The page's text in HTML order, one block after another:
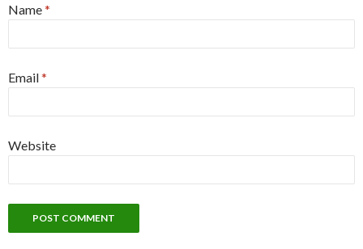
Name*
Email*
Website